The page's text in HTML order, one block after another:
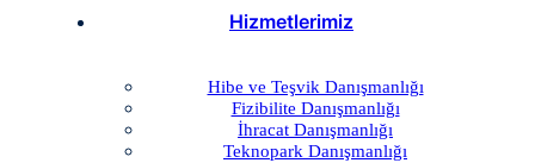
Hizmetlerimiz
Hibe ve Teşvik Danışmanlığı
Fizibilite Danışmanlığı
İhracat Danışmanlığı
Teknopark Danışmanlığı